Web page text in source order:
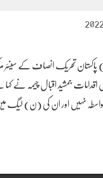
پاکستان تحریک انصاف کے سینئر
اقدامات جمشید اقبال چیمہ نے کہا
واسطہ نہیں اور ان کی (ن) لیگ